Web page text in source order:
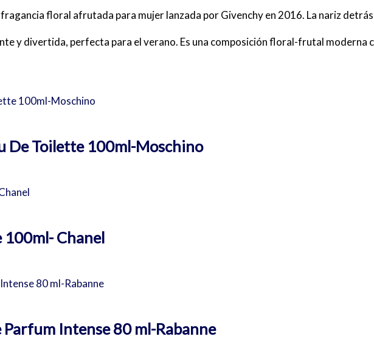
floral afrutada para mujer lanzada por Givenchy en 2016. La nariz
y divertida, perfecta para el verano. Es una composición floral-frutal moderna
De Toilette 100ml-Moschino
100ml- Chanel
Parfum Intense 80 ml-Rabanne